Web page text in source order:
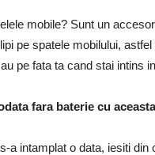
mobile? Sunt un
pe spatele mobilului,
pe fata ta cand stai intins
fara baterie cu
a intamplat o data, iesiti